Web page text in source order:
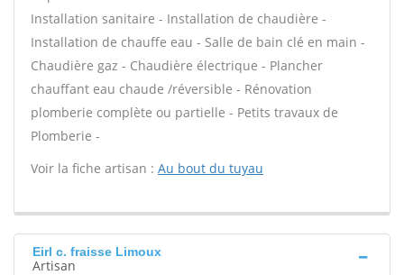
Installation sanitaire - Installation de chaudière -
Installation de chauffe eau - Salle de bain clé en main -
Chaudière gaz - Chaudière électrique - Plancher
chauffant eau chaude /réversible - Rénovation
plomberie complète ou partielle - Petits travaux de
Plomberie -
Voir la fiche artisan : Au bout du tuyau
Eirl c. fraisse Limoux
Artisan